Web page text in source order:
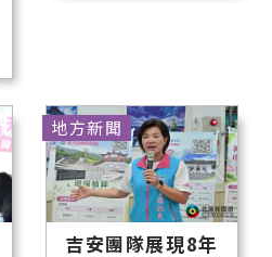
吉安團隊展現8年
地方新聞